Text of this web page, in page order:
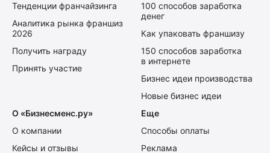
Тенденции франчайзинга
Аналитика рынка франшиз
2026
Получить награду
Принять участие
100 способов заработка
денег
Как упаковать франшизу
150 способов заработка
в интернете
Бизнес идеи производства
Новые бизнес идеи
О «Бизнесменс.ру»
О компании
Кейсы и отзывы
Еще
Способы оплаты
Реклама